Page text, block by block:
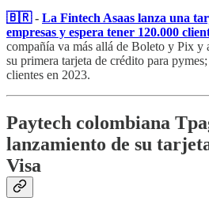
🇧🇷- La Fintech Asaas lanza una
empresas y espera tener 120.000
compañía va más allá de Boleto y Pix y
su primera tarjeta de crédito para
clientes en 2023.
Paytech colombiana
lanzamiento de su
Visa